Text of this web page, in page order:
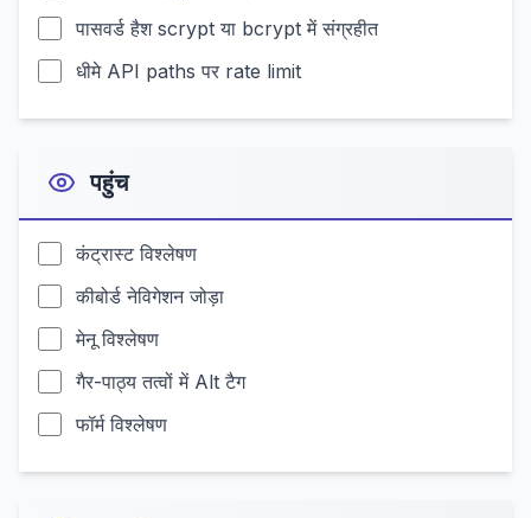
पासवर्ड हैश scrypt या bcrypt में संग्रहीत
धीमे API paths पर rate limit
पहुंच
कंट्रास्ट विश्लेषण
कीबोर्ड नेविगेशन जोड़ा
मेनू विश्लेषण
गैर-पाठ्य तत्वों में Alt टैग
फॉर्म विश्लेषण